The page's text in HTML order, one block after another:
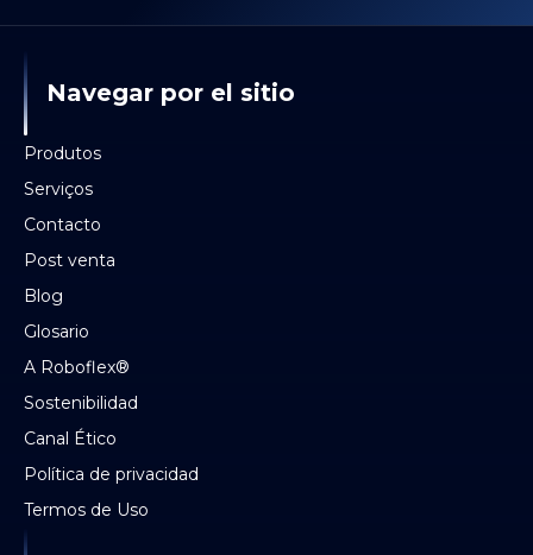
Navegar por el sitio
Produtos
Serviços
Contacto
Post venta
Blog
Glosario
A Roboflex®
Sostenibilidad
Canal Ético
Política de privacidad
Termos de Uso